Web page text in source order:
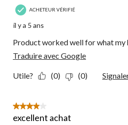
ACHETEUR VÉRIFIÉ
il y a 5 ans
Product worked well for what my
Traduire avec Google
Utile? (0) (0)
4 étoile(s) sur 5.
excellent achat